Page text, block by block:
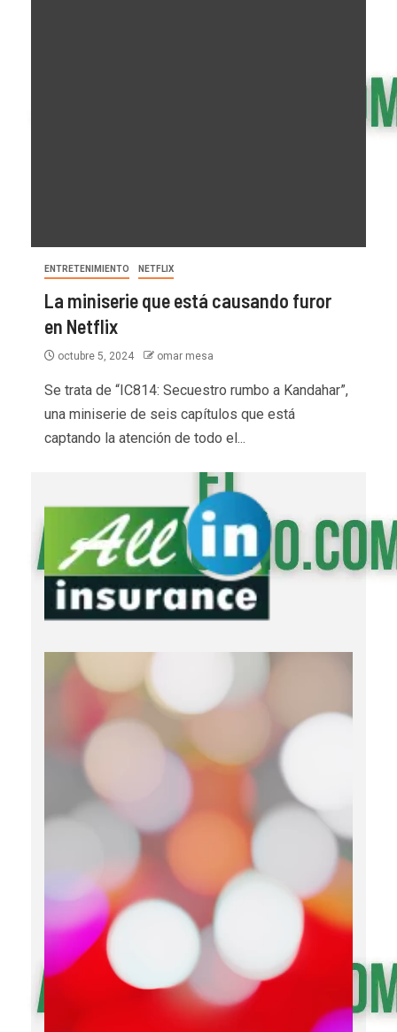
ENTRETENIMIENTO NETFLIX
La miniserie que está causando furor
en Netflix
octubre 5, 2024 omar mesa
Se trata de “IC814: Secuestro rumbo a Kandahar”,
una miniserie de seis capítulos que está
captando la atención de todo el...